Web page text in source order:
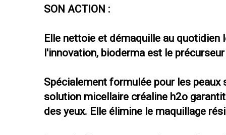
SON ACTION :
Elle nettoie et démaquille au quotidien
l'innovation, bioderma est le
Spécialement formulée pour les peaux
solution micellaire créaline h2o
des yeux. Elle élimine le maquillage